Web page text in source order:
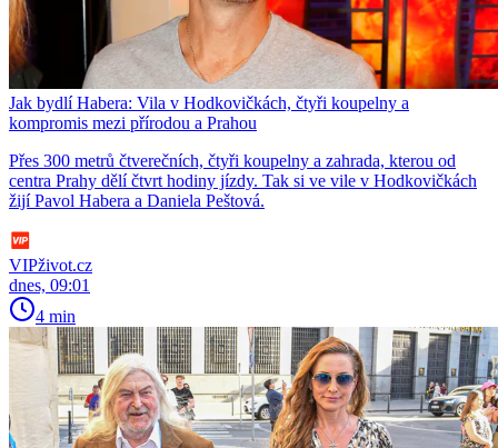
Jak bydlí Habera: Vila v Hodkovičkách, čtyři koupelny a
kompromis mezi přírodou a Prahou
Přes 300 metrů čtverečních, čtyři koupelny a zahrada, kterou od
centra Prahy dělí čtvrt hodiny jízdy. Tak si ve vile v Hodkovičkách
žijí Pavol Habera a Daniela Peštová.
VIPživot.cz
dnes, 09:01
4 min